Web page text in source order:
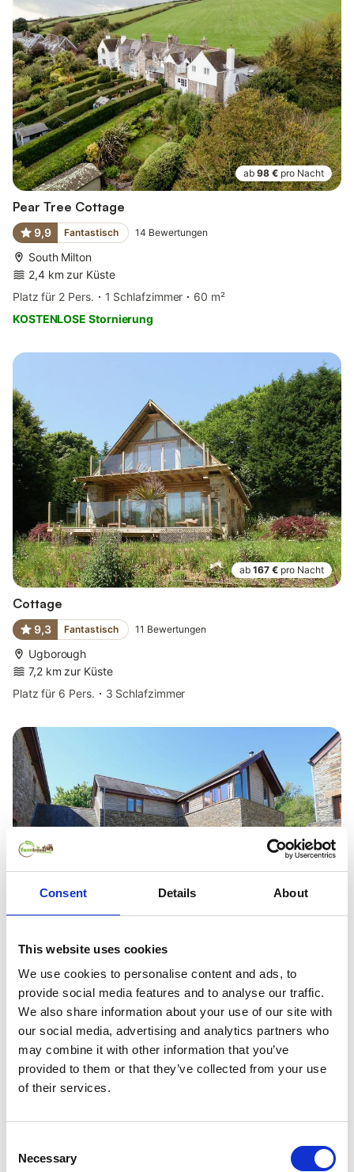
Consent Details About
This website uses cookies
We use cookies to personalise content and ads, to
provide social media features and to analyse our traffic.
We also share information about your use of our site with
our social media, advertising and analytics partners who
may combine it with other information that you’ve
provided to them or that they’ve collected from your use
of their services.
Selection
Necessary
ab 98 € pro Nacht
Pear Tree Cottage
9,9 Fantastisch 14 Bewertungen
South Milton
2,4 km zur Küste
Platz für 2 Pers.
1 Schlafzimmer
60 m²
KOSTENLOSE Stornierung
ab 167 € pro Nacht
Cottage
9,3 Fantastisch 11 Bewertungen
Ugborough
7,2 km zur Küste
Platz für 6 Pers.
3 Schlafzimmer
Cottage
Devon
4,9 km zur Küste
Platz für 8 Pers.
4 Schlafzimmer